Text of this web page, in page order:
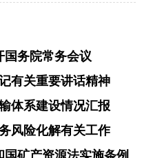
国务院常务会议
有关重要讲话精神
体系建设情况汇报
风险化解有关工作
矿产资源法实施条例